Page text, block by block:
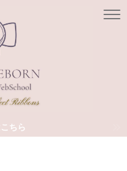
ちら